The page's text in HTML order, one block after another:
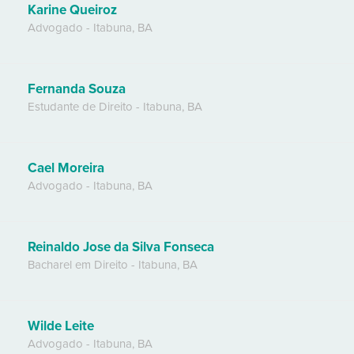
Karine Queiroz
Advogado - Itabuna, BA
Fernanda Souza
Estudante de Direito - Itabuna, BA
Cael Moreira
Advogado - Itabuna, BA
Reinaldo Jose da Silva Fonseca
Bacharel em Direito - Itabuna, BA
Wilde Leite
Advogado - Itabuna, BA